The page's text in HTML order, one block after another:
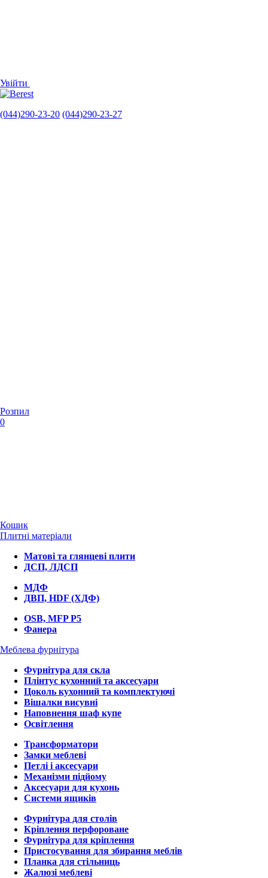
Увійти
(044)290-23-20 (044)290-23-27
Розпил
0
Кошик
Плитні матеріали
Матові та глянцеві плити
ДСП, ЛДСП
МДФ
ДВП, HDF (ХДФ)
OSB, MFP P5
Фанера
Меблева фурнітура
Фурнітура для скла
Плінтус кухонний та аксесуари
Цоколь кухонний та комплектуючі
Вішалки висувні
Наповнення шаф купе
Освітлення
Трансформатори
Замки меблеві
Петлі і аксесуари
Механізми підйому
Аксесуари для кухонь
Системи ящиків
Фурнітура для столів
Кріплення перфороване
Фурнітура для кріплення
Пристосування для збирання меблів
Планка для стільниць
Жалюзі меблеві